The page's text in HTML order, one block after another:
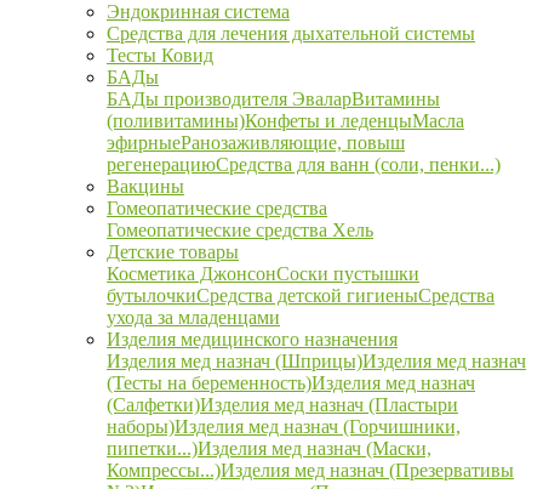
Эндокринная система
Средства для лечения дыхательной системы
Тесты Ковид
БАДы
БАДы производителя ЭваларВитамины
(поливитамины)Конфеты и леденцыМасла
эфирныеРанозаживляющие, повыш
регенерациюСредства для ванн (соли, пенки...)
Вакцины
Гомеопатические средства
Гомеопатические средства Хель
Детские товары
Косметика ДжонсонСоски пустышки
бутылочкиСредства детской гигиеныСредства
ухода за младенцами
Изделия медицинского назначения
Изделия мед назнач (Шприцы)Изделия мед назнач
(Тесты на беременность)Изделия мед назнач
(Салфетки)Изделия мед назнач (Пластыри
наборы)Изделия мед назнач (Горчишники,
пипетки...)Изделия мед назнач (Маски,
Компрессы...)Изделия мед назнач (Презервативы